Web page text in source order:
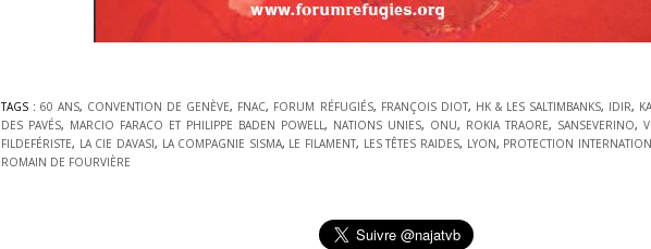
TAGS :60 ANS, CONVENTION DE GENÈVE, FNAC, FORUM RÉFUGIÉS, FRANÇOIS DIOT, HK & LES SALTIMBANKS, IDIR,
DES PAVÉS, MARCIO FARACO ET PHILIPPE BADEN POWELL , NATIONS UNIES, ONU, ROKIA TRAORE, SANSEVERINO,
FILDEFÉRISTE, LA CIE DAVASI, LA COMPAGNIE SISMA, LE FILAMENT, LES TÊTES RAIDES, LYON, PROTECTION
ROMAIN DE FOURVIÈRE